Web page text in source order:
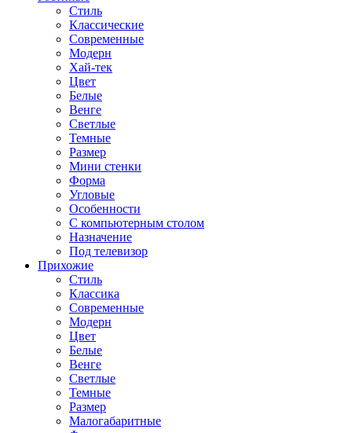
Стиль
Классические
Современные
Модерн
Хай-тек
Цвет
Белые
Венге
Светлые
Темные
Размер
Мини стенки
Форма
Угловые
Особенности
С компьютерным столом
Назначение
Под телевизор
Прихожие
Стиль
Классика
Современные
Модерн
Цвет
Белые
Венге
Светлые
Темные
Размер
Малогабаритные